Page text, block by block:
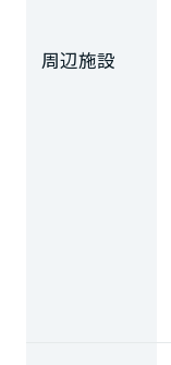
周辺施設